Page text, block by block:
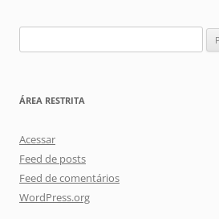
por:
ÁREA RESTRITA
Acessar
Feed de posts
Feed de comentários
WordPress.org